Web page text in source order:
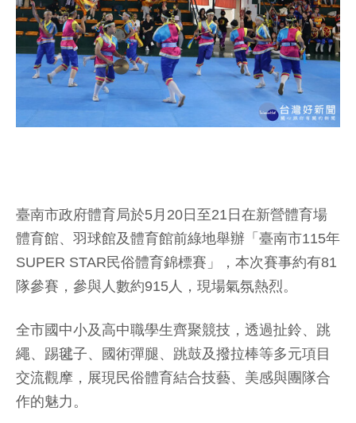
臺南市政府體育局於5月20日至21日在新營體育場
體育館、羽球館及體育館前綠地舉辦「臺南市115年
SUPER STAR民俗體育錦標賽」，本次賽事約有81
隊參賽，參與人數約915人，現場氣氛熱烈。
全市國中小及高中職學生齊聚競技，透過扯鈴、跳
繩、踢毽子、國術彈腿、跳鼓及撥拉棒等多元項目
交流觀摩，展現民俗體育結合技藝、美感與團隊合
作的魅力。